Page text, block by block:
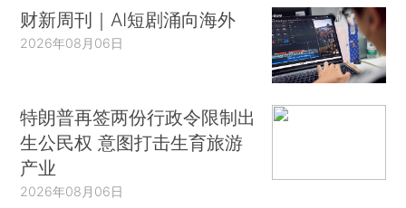
财新周刊｜AI短剧涌向海外
2026年08月06日
特朗普再签两份行政令限制出
生公民权 意图打击生育旅游
产业
2026年08月06日